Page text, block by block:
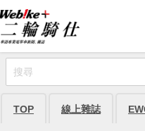
TOP 線上雜誌